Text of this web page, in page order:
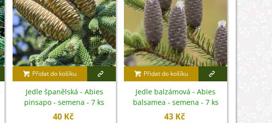
Přidat do košíku
Jedle španělská - Abies
pinsapo - semena - 7 ks
40 Kč
Přidat do košíku
Jedle balzámová - Abies
balsamea - semena - 7 ks
43 Kč